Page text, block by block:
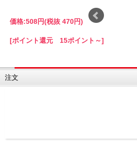
価格:508円(税抜 470円)
[ポイント還元 15ポイント～]
注文